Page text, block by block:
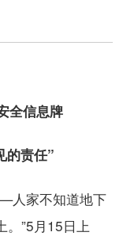
全信息牌
的责任”
家不知道地下
。”5月15日上